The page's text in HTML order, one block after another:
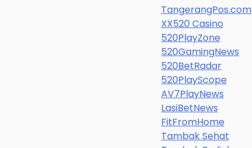
TangerangPos.com
XX520 Casino
520PlayZone
520GamingNews
520BetRadar
520PlayScope
AV7PlayNews
LasiBetNews
FitFromHome
Tambak Sehat